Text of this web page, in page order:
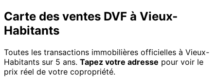
Carte des ventes DVF à Vieux-
Habitants
Toutes les transactions immobilières officielles à Vieux-
Habitants sur 5 ans. Tapez votre adresse pour voir le
prix réel de votre copropriété.